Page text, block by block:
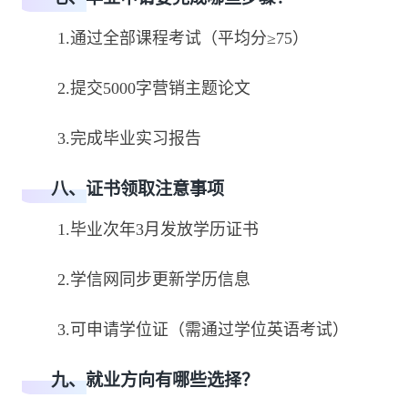
1.通过全部课程考试（平均分≥75）
2.提交5000字营销主题论文
3.完成毕业实习报告
八、证书领取注意事项
1.毕业次年3月发放学历证书
2.学信网同步更新学历信息
3.可申请学位证（需通过学位英语考试）
九、就业方向有哪些选择？